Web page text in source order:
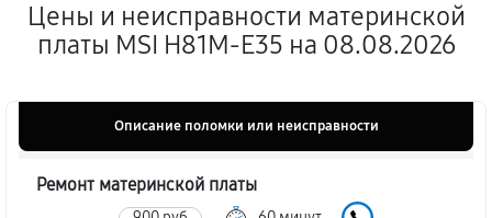
Цены и неисправности материнской
платы MSI H81M-E35 на 08.08.2026
Описание поломки или неисправности
Ремонт материнской платы